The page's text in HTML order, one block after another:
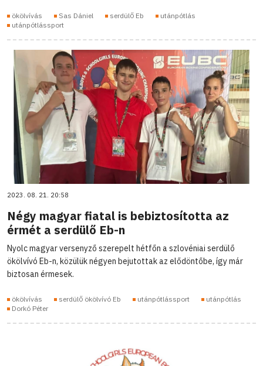
ökölvívás Sas Dániel serdülő Eb
utánpótlás
utánpótlássport
2023. 08. 21. 20:58
Négy magyar fiatal is bebiztosította az
érmét a serdülő Eb-n
Nyolc magyar versenyző szerepelt hétfőn a szlovéniai serdülő
ökölvívó Eb-n, közülük négyen bejutottak az elődöntőbe, így már
biztosan érmesek.
ökölvívás serdülő ökölvívó Eb utánpótlássport
utánpótlás
Dorkó Péter